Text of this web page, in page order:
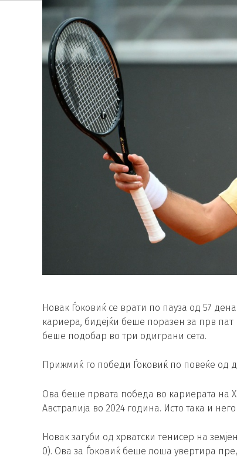
Новак Ѓоковиќ се врати по пауза од 57
кариера, бидејќи беше поразен за прв
беше подобар во три одиграни сета.
Прижмиќ го победи Ѓоковиќ по повеќе од
Ова беше првата победа во кариерата на
Австралија во 2024 година. Исто така и
Новак загуби од хрватски тенисер на
0). Ова за Ѓоковиќ беше лоша увертира